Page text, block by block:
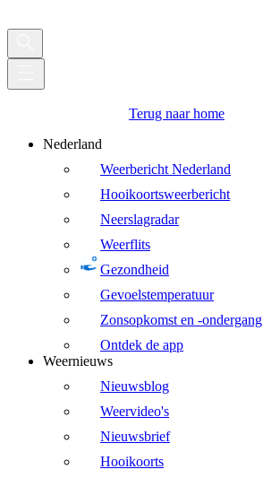
Terug naar home
Nederland
Weerbericht Nederland
Hooikoortsweerbericht
Neerslagradar
Weerflits
Gezondheid
Gevoelstemperatuur
Zonsopkomst en -ondergang
Ontdek de app
Weernieuws
Nieuwsblog
Weervideo's
Nieuwsbrief
Hooikoorts